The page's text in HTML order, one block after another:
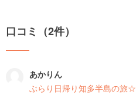
口コミ（2件）
あかりん
ぶらり日帰り知多半島の旅☆